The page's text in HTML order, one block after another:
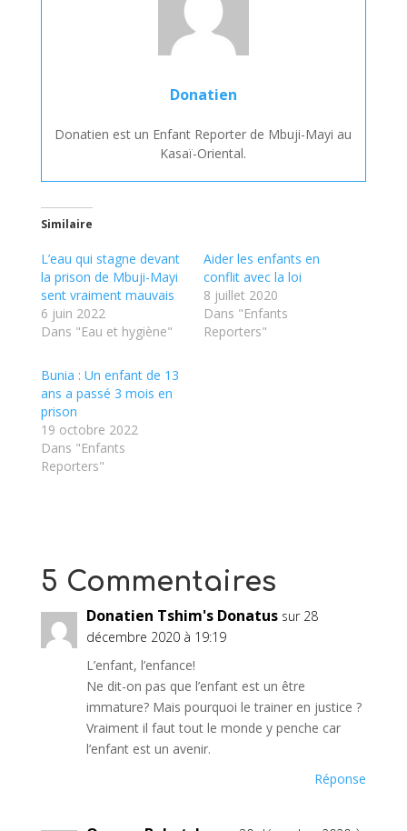
Donatien
Donatien est un Enfant Reporter de Mbuji-Mayi au
Kasaï-Oriental.
Similaire
L’eau qui stagne devant
la prison de Mbuji-Mayi
sent vraiment mauvais
6 juin 2022
Dans "Eau et hygiène"
Aider les enfants en
conflit avec la loi
8 juillet 2020
Dans "Enfants
Reporters"
Bunia : Un enfant de 13
ans a passé 3 mois en
prison
19 octobre 2022
Dans "Enfants
Reporters"
5 Commentaires
Donatien Tshim's Donatus sur 28
décembre 2020 à 19:19
L’enfant, l’enfance!
Ne dit-on pas que l’enfant est un être
immature? Mais pourquoi le trainer en justice ?
Vraiment il faut tout le monde y penche car
l’enfant est un avenir.
Réponse